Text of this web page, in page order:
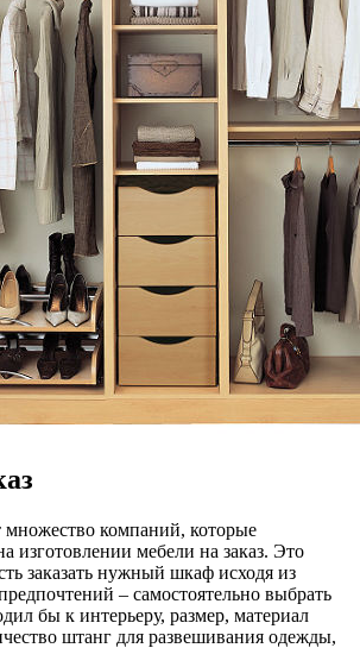
множество компаний, которые
изготовлении мебели на заказ. Это
заказать нужный шкаф исходя из
– самостоятельно выбрать
бы к интерьеру, размер, материал
штанг для развешивания одежды,